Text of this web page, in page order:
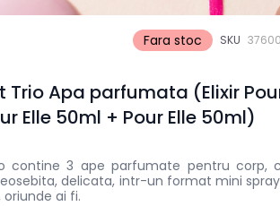
Fara stoc SKU
Trio Apa parfumata (Elixir
Elle 50ml + Pour Elle 50ml)
contine 3 ape parfumate pentru corp,
delicata, intr-un format mini
ai fi.